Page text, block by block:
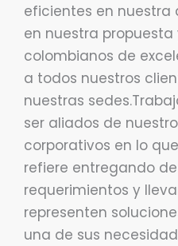
eficientes en nuestra
en nuestra
colombianos de
a todos nuestros
nuestras
ser aliados de
corporativos en lo
refiere entregando
requerimientos y
representen
una de sus